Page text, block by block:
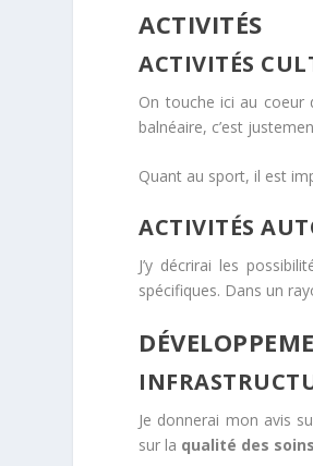
ACTIVITÉS
ACTIVITÉS
On touche ici au coeur
balnéaire, c’est
Quant au sport, il est
ACTIVITÉS
J’y décrirai les
spécifiques. Dans un
Je donnerai mon avis
sur la qualité des soins